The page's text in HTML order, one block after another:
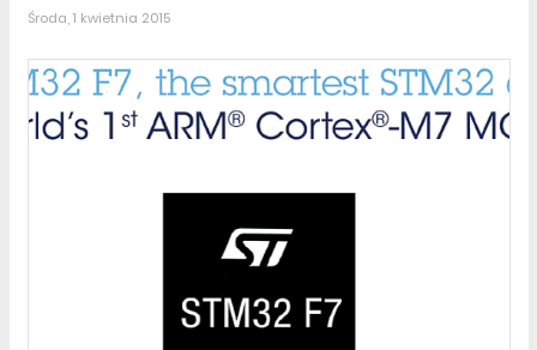
Środa, 1 kwietnia 2015